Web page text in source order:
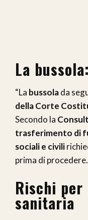
La
“La bussolada
della Corte
Secondo la
trasferimento di
sociali e civili
prima di procedere.
Rischi
sanitaria